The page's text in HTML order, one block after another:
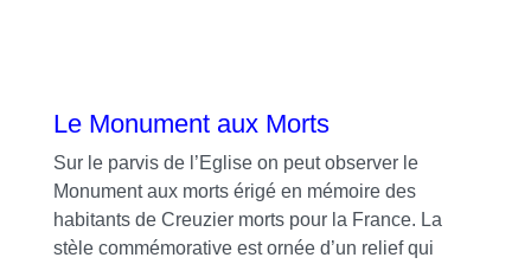
Le Monument aux Morts
Sur le parvis de l’Eglise on peut observer le
Monument aux morts érigé en mémoire des
habitants de Creuzier morts pour la France. La
stèle commémorative est ornée d’un relief qui